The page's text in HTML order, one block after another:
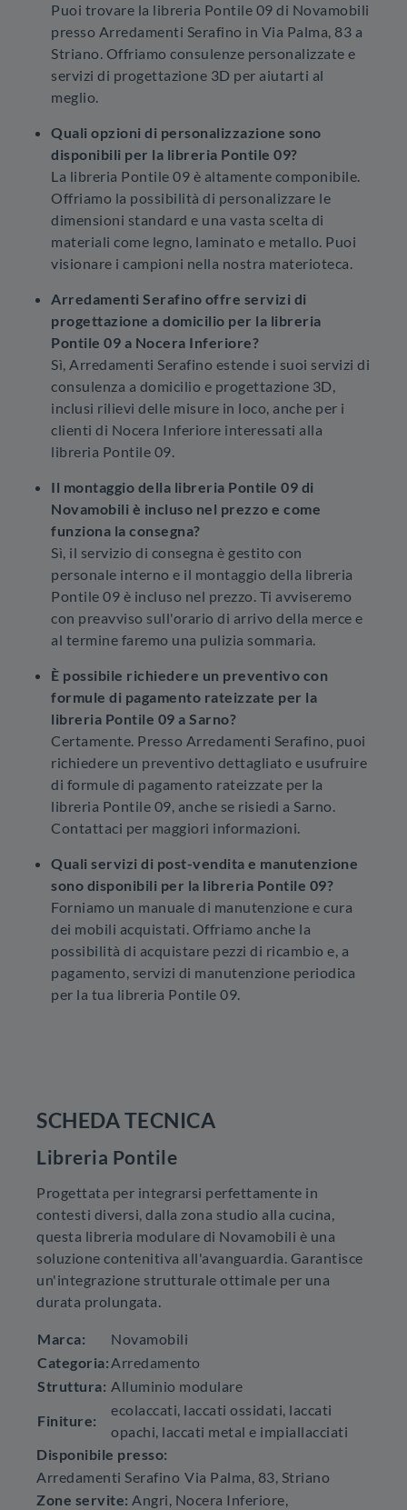
Puoi trovare la libreria Pontile 09 di Novamobili
presso Arredamenti Serafino in Via Palma, 83 a
Striano. Offriamo consulenze personalizzate e
servizi di progettazione 3D per aiutarti al
meglio.
Quali opzioni di personalizzazione sono
disponibili per la libreria Pontile 09?
La libreria Pontile 09 è altamente componibile.
Offriamo la possibilità di personalizzare le
dimensioni standard e una vasta scelta di
materiali come legno, laminato e metallo. Puoi
visionare i campioni nella nostra materioteca.
Arredamenti Serafino offre servizi di
progettazione a domicilio per la libreria
Pontile 09 a Nocera Inferiore?
Sì, Arredamenti Serafino estende i suoi servizi di
consulenza a domicilio e progettazione 3D,
inclusi rilievi delle misure in loco, anche per i
clienti di Nocera Inferiore interessati alla
libreria Pontile 09.
Il montaggio della libreria Pontile 09 di
Novamobili è incluso nel prezzo e come
funziona la consegna?
Sì, il servizio di consegna è gestito con
personale interno e il montaggio della libreria
Pontile 09 è incluso nel prezzo. Ti avviseremo
con preavviso sull'orario di arrivo della merce e
al termine faremo una pulizia sommaria.
È possibile richiedere un preventivo con
formule di pagamento rateizzate per la
libreria Pontile 09 a Sarno?
Certamente. Presso Arredamenti Serafino, puoi
richiedere un preventivo dettagliato e usufruire
di formule di pagamento rateizzate per la
libreria Pontile 09, anche se risiedi a Sarno.
Contattaci per maggiori informazioni.
Quali servizi di post-vendita e manutenzione
sono disponibili per la libreria Pontile 09?
Forniamo un manuale di manutenzione e cura
dei mobili acquistati. Offriamo anche la
possibilità di acquistare pezzi di ricambio e, a
pagamento, servizi di manutenzione periodica
per la tua libreria Pontile 09.
SCHEDA TECNICA
Libreria Pontile
Progettata per integrarsi perfettamente in
contesti diversi, dalla zona studio alla cucina,
questa libreria modulare di Novamobili è una
soluzione contenitiva all'avanguardia. Garantisce
un'integrazione strutturale ottimale per una
durata prolungata.
Marca:
Novamobili
Categoria:Arredamento
Struttura: Alluminio modulare
Finiture:
ecolaccati, laccati ossidati, laccati
opachi, laccati metal e impiallacciati
Disponibile presso:
Arredamenti Serafino Via Palma, 83, Striano
Zone servite: Angri, Nocera Inferiore,